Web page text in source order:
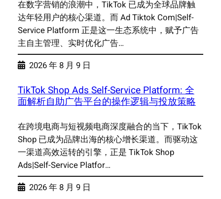
在数字营销的浪潮中，TikTok 已成为全球品牌触
达年轻用户的核心渠道。而 Ad Tiktok Com|Self-
Service Platform 正是这一生态系统中，赋予广告
主自主管理、实时优化广告…
2026 年 8 月 9 日
TikTok Shop Ads Self-Service Platform: 全
面解析自助广告平台的操作逻辑与投放策略
在跨境电商与短视频电商深度融合的当下，TikTok
Shop 已成为品牌出海的核心增长渠道。而驱动这
一渠道高效运转的引擎，正是 TikTok Shop
Ads|Self-Service Platfor…
2026 年 8 月 9 日